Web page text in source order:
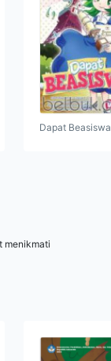
Dapat Beasiswa
menikmati